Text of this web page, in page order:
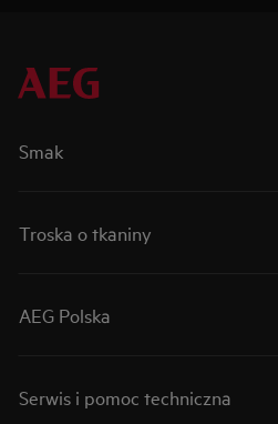
Smak
Troska o tkaniny
AEG Polska
Serwis i pomoc techniczna